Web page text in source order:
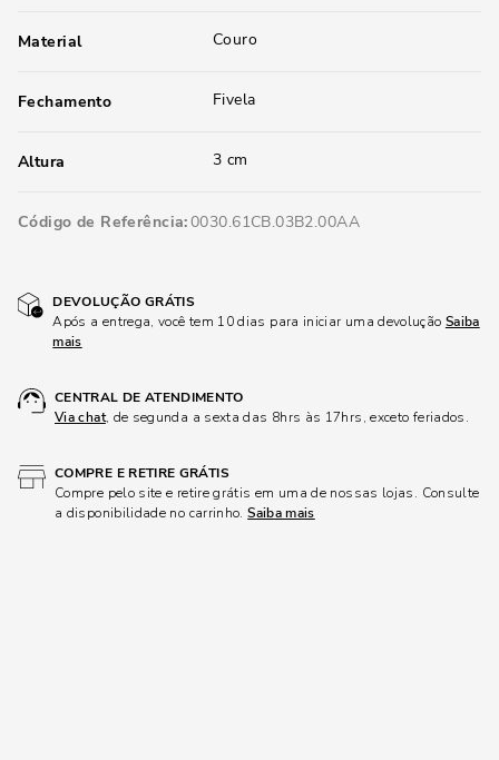
Material Couro
Fechamento Fivela
Altura 3 cm
Código de Referência 0030.61CB.03B2.00AA
DEVOLUÇÃO GRÁTIS
Após a entrega, você tem 10 dias para iniciar uma devolução Saiba
mais
CENTRAL DE ATENDIMENTO
Via chat, de segunda a sexta das 8hrs às 17hrs, exceto feriados.
COMPRE E RETIRE GRÁTIS
Compre pelo site e retire grátis em uma de nossas lojas. Consulte
a disponibilidade no carrinho.Saiba mais